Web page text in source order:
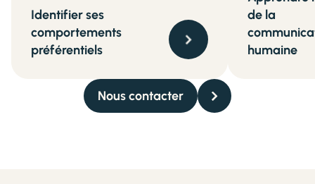
Identifier ses
comportements
préférentiels
de la
humaine
Nous contacter